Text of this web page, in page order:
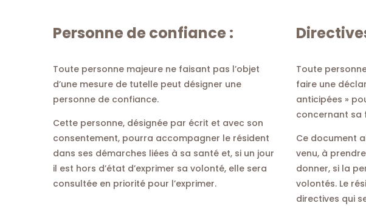
Personne de confiance :
Toute personne majeure ne faisant pas l’objet
d’une mesure de tutelle peut désigner une
personne de confiance.
Cette personne, désignée par écrit et avec son
consentement, pourra accompagner le résident
dans ses démarches liées à sa santé et, si un jour
il est hors d’état d’exprimer sa volonté, elle sera
consultée en priorité pour l’exprimer.
Toute
faire une
anticipées »
concernant sa
Ce document
venu, à
donner, si la
volontés. Le
directives qui